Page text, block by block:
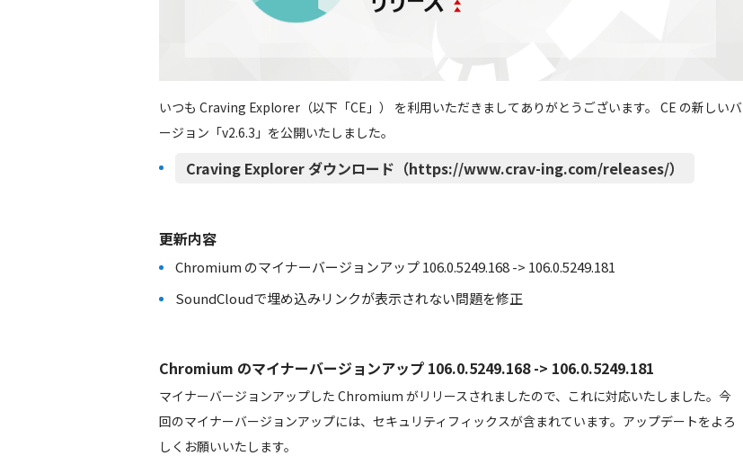
いつも Craving Explorer（以下「CE」） を利用いただきましてありがとうございます。 CE の新しいバ
ージョン「v2.6.3」を公開いたしました。
Craving Explorer ダウンロード（https://www.crav-ing.com/releases/）
更新内容
Chromium のマイナーバージョンアップ 106.0.5249.168 -> 106.0.5249.181
SoundCloudで埋め込みリンクが表示されない問題を修正
Chromium のマイナーバージョンアップ 106.0.5249.168 -> 106.0.5249.181
マイナーバージョンアップした Chromium がリリースされましたので、これに対応いたしました。今
回のマイナーバージョンアップには、セキュリティフィックスが含まれています。アップデートをよろ
しくお願いいたします。